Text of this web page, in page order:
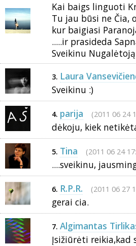
Kai baigs linguoti
Tu jau būsi ne Čia,
kur baigiasi
.....ir prasideda
Sveikinu Nugalėtoją
3. Laura
Sveikinu :)
4. parija (2011 06 24
dėkoju, kiek
5. Tina (2011 06 24
....sveikinu,
6. R.P.R. (2011 06 27
gerai cia.
7. Algimantas
Įsižiūrėti reikia,kad